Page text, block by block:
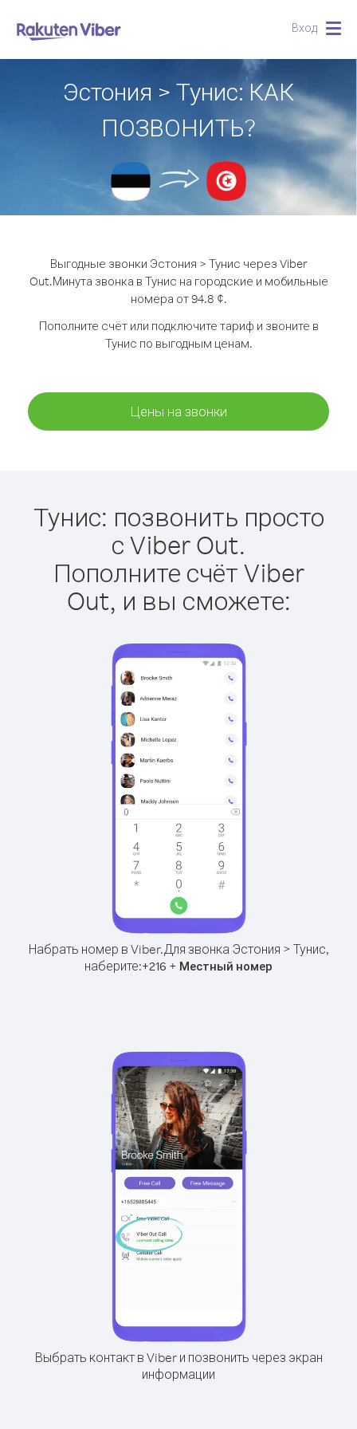
Вход
Эстония > Тунис: КАК
ПОЗВОНИТЬ?
Выгодные звонки Эстония > Тунис через Viber
Out.Минута звонка в Тунис на городские и мобильные
номера от 94.8 ¢.
Пополните счёт или подключите тариф и звоните в
Тунис по выгодным ценам.
Цены на звонки
Тунис: позвонить просто
с Viber Out.
Пополните счёт Viber
Out, и вы сможете:
Набрать номер в Viber.Для звонка Эстония > Тунис,
наберите:+216 + Местный номер
Выбрать контакт в Viber и позвонить через экран
информации